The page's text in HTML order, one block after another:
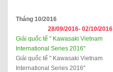
Tháng 10/2016
28/09/2016- 02/10/2016
Giải quốc tế " Kawasaki Vietnam
International Series 2016"
Giải quốc tế " Kawasaki Vietnam
International Series 2016"